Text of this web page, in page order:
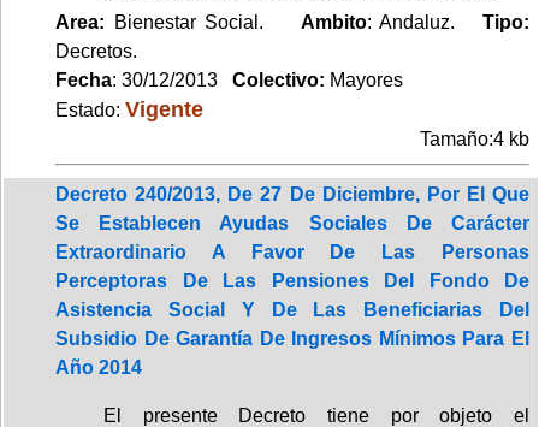
Area: Bienestar Social. Ambito: Andaluz.Tipo:
Decretos.
Fecha: 30/12/2013 Colectivo: Mayores
Estado: Vigente
Tamaño:4 kb
Decreto 240/2013, De 27 De Diciembre, Por El Que
Se Establecen Ayudas Sociales De Carácter
Extraordinario A Favor De Las Personas
Perceptoras De Las Pensiones Del Fondo De
Asistencia Social Y De Las Beneficiarias Del
Subsidio De Garantía De Ingresos Mínimos Para El
Año 2014
El presente Decreto tiene por objeto el